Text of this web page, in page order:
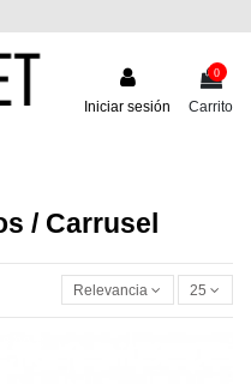
Iniciar sesión
0
Carrito
/ Carrusel
Relevancia 25